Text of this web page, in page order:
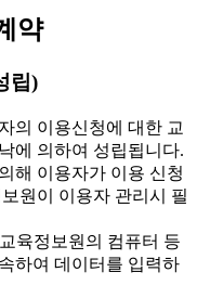
약
립)
의 이용신청에 대한 교
에 의하여 성립됩니다.
해 이용자가 이용 신청
원이 이용자 관리시 필
육정보원의 컴퓨터 등
하여 데이터를 입력하